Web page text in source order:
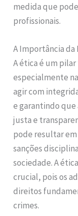
medida que
profissionais.
A Importância da
A ética é um
especialmente
agir com
e garantindo
justa e
pode resultar
sanções
sociedade. A
crucial, pois os
direitos
crimes.